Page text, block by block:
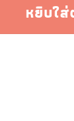
หยิบใส่